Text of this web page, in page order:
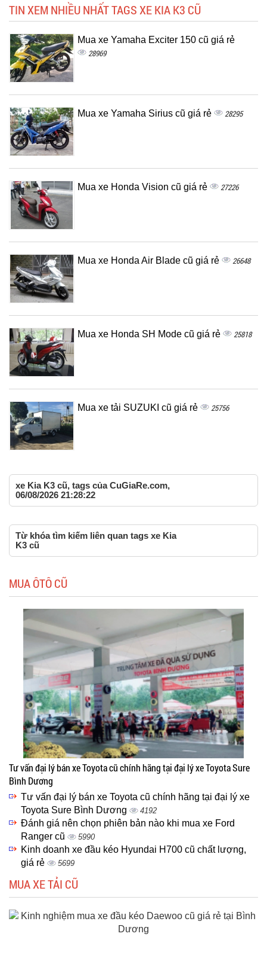
TIN XEM NHIỀU NHẤT TAGS XE KIA K3 CŨ
Mua xe Yamaha Exciter 150 cũ giá rẻ
28969
Mua xe Yamaha Sirius cũ giá rẻ 28295
Mua xe Honda Vision cũ giá rẻ 27226
Mua xe Honda Air Blade cũ giá rẻ 26648
Mua xe Honda SH Mode cũ giá rẻ 25818
Mua xe tải SUZUKI cũ giá rẻ 25756
xe Kia K3 cũ, tags của CuGiaRe.com,
06/08/2026 21:28:22
Từ khóa tìm kiếm liên quan tags xe Kia
K3 cũ
MUA ÔTÔ CŨ
Tư vấn đại lý bán xe Toyota cũ chính hãng tại đại lý xe Toyota Sure
Bình Dương
Tư vấn đại lý bán xe Toyota cũ chính hãng tại đại lý xe
Toyota Sure Bình Dương
4192
Đánh giá nên chọn phiên bản nào khi mua xe Ford
Ranger cũ
5990
Kinh doanh xe đầu kéo Hyundai H700 cũ chất lượng,
giá rẻ
5699
MUA XE TẢI CŨ